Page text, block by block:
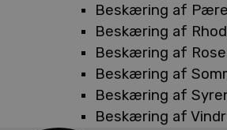
Beskæring af
Beskæring af
Beskæring af
Beskæring af
Beskæring af
Beskæring af